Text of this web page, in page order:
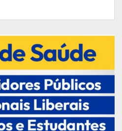
e o mastro, garantindo que
preservada e
de geração de renda e um
cidade. Com sete
e três paradas de
garantirá maior